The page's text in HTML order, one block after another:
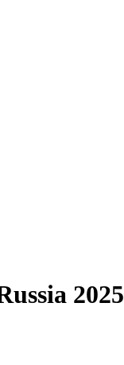
2025